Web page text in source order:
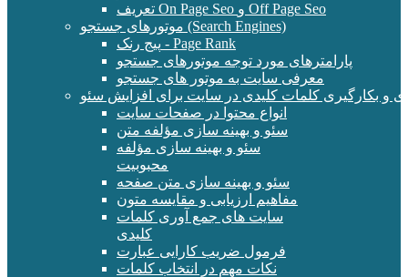
تعریف On Page Seo و Off Page Seo
موتورهای جستجو (Search Engines)
پیج رنک - Page Rank
پارامترهای مورد توجه موتورهای جستجو
معرفی سایت به موتور های جستجو
و بکارگیری کلمات کلیدی در سایت برای افزایش سئو
انواع محتوا در صفحات سایت
سئو و بهینه سازی مؤلفه متن
سئو و بهینه سازی مؤلفه
محبوبیت
سئو و بهینه سازی متن صفحه
مفاهیم ارزیابی و مقایسه متون
سایت های جمع آوری کلمات
کلیدی
فرمول ضریب کارایی عبارت
نکات مهم در انتخاب کلمات